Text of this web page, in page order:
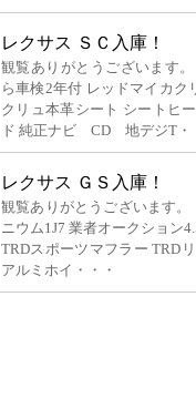
レクサス ＳＣ入庫！
観覧ありがとうございます
ら車検2年付 レッドマイカ
クリュ本革シート シートヒ
ド 純正ナビ CD 地デジT・
レクサス ＧＳ入庫！
観覧ありがとうございます。
ニウム1J7 業者オークション
TRDスポーツマフラー TRD
アルミホイ・・・